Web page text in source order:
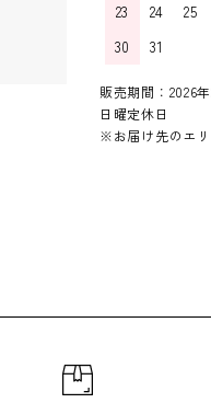
23
24 25
30
31
販売期間：2026年
日曜定休日
※お届け先のエリ